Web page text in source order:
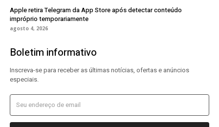
Apple retira Telegram da App Store após detectar conteúdo
impróprio temporariamente
agosto 4, 2026
Boletim informativo
Inscreva-se para receber as últimas notícias, ofertas e anúncios
especiais.